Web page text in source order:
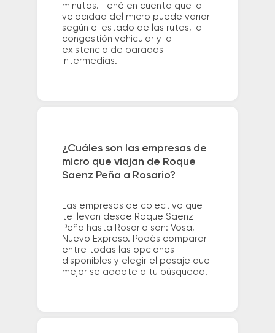
minutos. Tené en cuenta que la
velocidad del micro puede variar
según el estado de las rutas, la
congestión vehicular y la
existencia de paradas
intermedias.
¿Cuáles son las empresas de
micro que viajan de Roque
Saenz Peña a Rosario?
Las empresas de colectivo que
te llevan desde Roque Saenz
Peña hasta Rosario son: Vosa,
Nuevo Expreso. Podés comparar
entre todas las opciones
disponibles y elegir el pasaje que
mejor se adapte a tu búsqueda.